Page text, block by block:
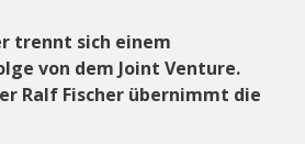
trennt sich einem
von dem Joint Venture.
Ralf Fischer übernimmt die